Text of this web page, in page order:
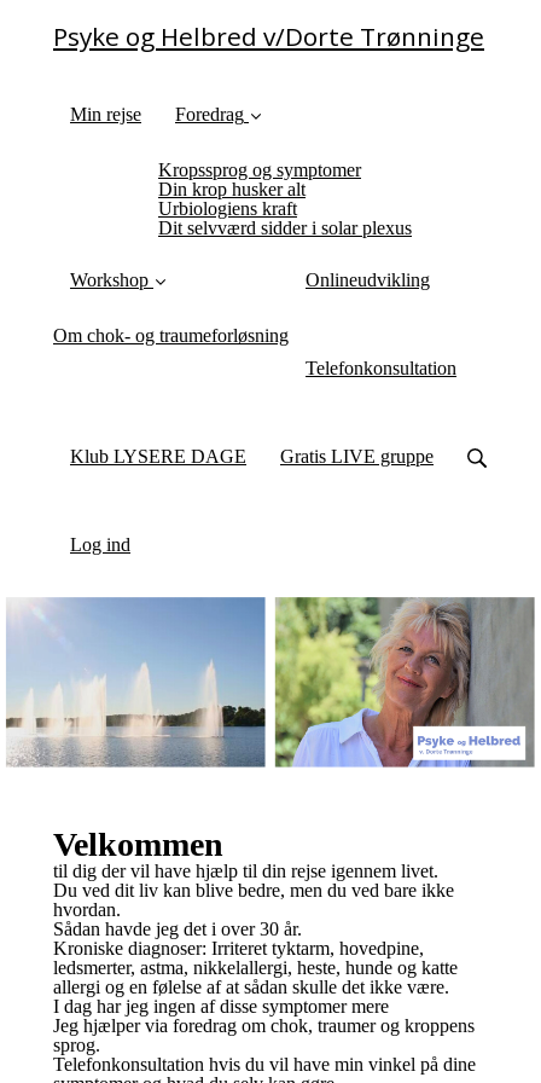
Psyke og Helbred v/Dorte Trønninge
Min rejse Foredrag
Kropssprog og symptomer
Din krop husker alt
Urbiologiens kraft
Dit selvværd sidder i solar plexus
Workshop
Om chok- og traumeforløsning
Onlineudvikling
Telefonkonsultation
Klub LYSERE DAGE Gratis LIVE gruppe
Log ind
Velkommen
til dig der vil have hjælp til din rejse igennem livet.
Du ved dit liv kan blive bedre, men du ved bare ikke
hvordan.
Sådan havde jeg det i over 30 år.
Kroniske diagnoser: Irriteret tyktarm, hovedpine,
ledsmerter, astma, nikkelallergi, heste, hunde og katte
allergi og en følelse af at sådan skulle det ikke være.
I dag har jeg ingen af disse symptomer mere
Jeg hjælper via foredrag om chok, traumer og kroppens
sprog.
Telefonkonsultation hvis du vil have min vinkel på dine